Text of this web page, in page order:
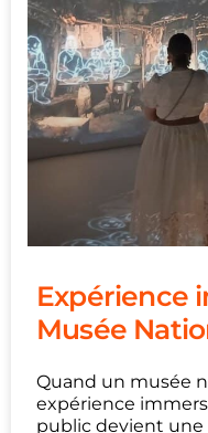
Expérience
Musée
Quand un musée
expérience
public devient une